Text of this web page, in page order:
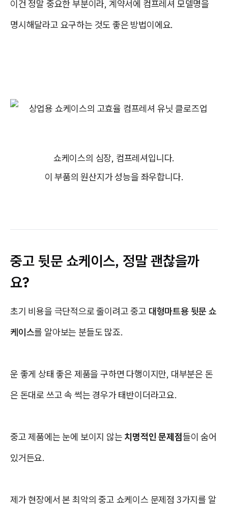
이건 정말 중요한 부분이라, 계약서에 컴프레셔 모델명을
명시해달라고 요구하는 것도 좋은 방법이에요.
쇼케이스의 심장, 컴프레셔입니다.
이 부품의 원산지가 성능을 좌우합니다.
중고 뒷문 쇼케이스, 정말 괜찮을까
요?
초기 비용을 극단적으로 줄이려고 중고 대형마트용 뒷문 쇼
케이스를 알아보는 분들도 많죠.
운 좋게 상태 좋은 제품을 구하면 다행이지만, 대부분은 돈
은 돈대로 쓰고 속 썩는 경우가 태반이더라고요.
중고 제품에는 눈에 보이지 않는 치명적인 문제점들이 숨어
있거든요.
제가 현장에서 본 최악의 중고 쇼케이스 문제점 3가지를 알